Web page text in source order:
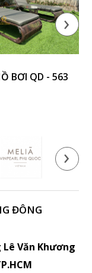
BƠI QD - 563
›
›
ĐÔNG
Văn Khương